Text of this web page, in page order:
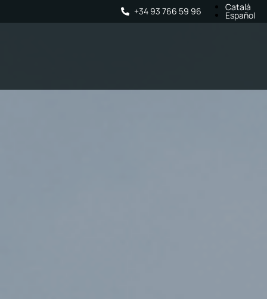
+34 93 766 59 96 Català
Español